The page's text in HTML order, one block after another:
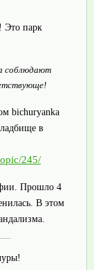
Это парк
соблюдают
bichuryanka
в
245/
Прошло 4
В этом